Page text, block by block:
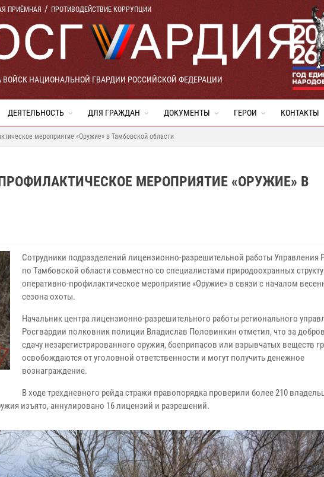
ПРИЁМНАЯ ПРОТИВОДЕЙСТВИЕ КОРРУПЦИИ
НАЦИОНАЛЬНОЙ ГВАРДИИ РОССИЙСКОЙ ФЕДЕРАЦИИ
ДЕЯТЕЛЬНОСТЬ ДЛЯ ГРАЖДАН ДОКУМЕНТЫ ГЕРОИ КОНТАКТЫ
мероприятие «Оружие» в Тамбовской области
МЕРОПРИЯТИЕ «ОРУЖИЕ» В
Сотрудники подразделений лицензионно-разрешительной работы Управления
по Тамбовской области совместно со специалистами природоохранных
оперативно-профилактическое мероприятие «Оружие» в связи с началом
сезона охоты.
Начальник центра лицензионно-разрешительного работы регионального
Росгвардии полковник полиции Владислав Половинкин отметил, что за
сдачу незарегистрированного оружия, боеприпасов или взрывчатых веществ
освобождаются от уголовной ответственности и могут получить денежное
вознаграждение.
В ходе трехдневного рейда стражи правопорядка проверили более 210
изъято, аннулировано 16 лицензий и разрешений.